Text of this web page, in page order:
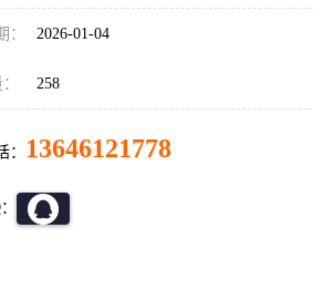
： 2026-01-04
258
： 13646121778